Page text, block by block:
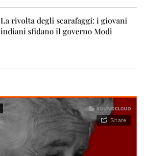
La rivolta degli scarafaggi: i giovani
indiani sfidano il governo Modi